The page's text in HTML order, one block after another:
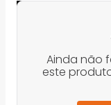
Ainda não
este